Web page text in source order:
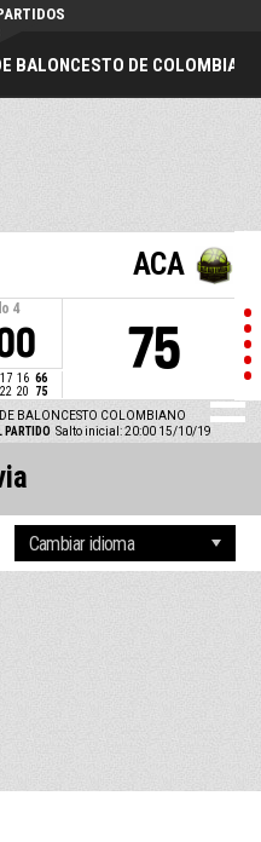
BALONCESTO DE COLOMBIA
4
17 16 66
22 20 75
ACA
75
BALONCESTO COLOMBIANO
PARTIDO Salto inicial: 20:00 15/10/19